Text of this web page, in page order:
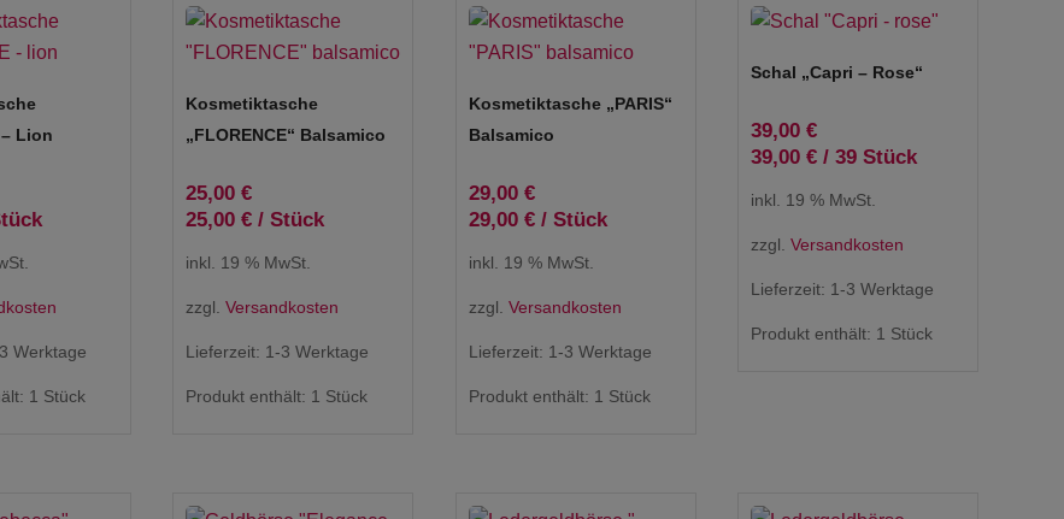
– Lion
Werktage
1 Stück
Kosmetiktasche
„FLORENCE“ Balsamico
25,00€
25,00€ /Stück
inkl. 19 % MwSt.
zzgl.Versandkosten
Lieferzeit: 1-3 Werktage
Produkt enthält: 1 Stück
Kosmetiktasche „PARIS“
Balsamico
29,00 €
29,00 €/ Stück
inkl. 19 % MwSt.
zzgl. Versandkosten
Lieferzeit: 1-3 Werktage
Produkt enthält: 1 Stück
Schal „Capri – Rose“
39,00€
39,00€ /39 Stück
inkl. 19 % MwSt.
zzgl.Versandkosten
Lieferzeit: 1-3 Werktage
Produkt enthält: 1 Stück